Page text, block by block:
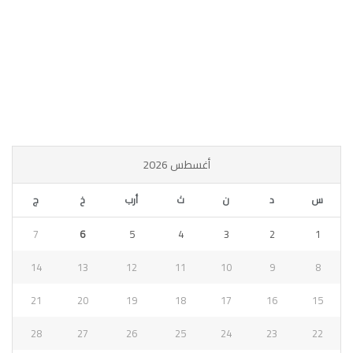
أغسطس 2026
س د ن ث أرب خ ج
1
2
3
4
5
6
7
8
9
10
11
12
13
14
15
16
17
18
19
20
21
22
23
24
25
26
27
28